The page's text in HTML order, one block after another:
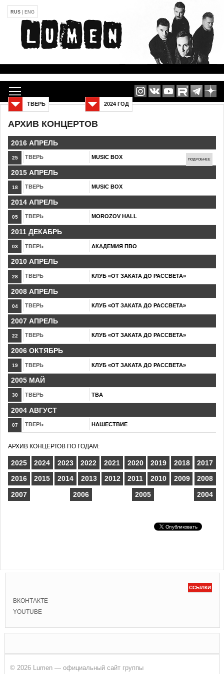
RUS ENG
АРХИВ КОНЦЕРТОВ
2024 ГОД
ТВЕРЬ
2016 АПРЕЛЬ
25 ТВЕРЬ MUSIC BOX ПОДРОБНЕЕ
2015 АПРЕЛЬ
18 ТВЕРЬ MUSIC BOX
2014 АПРЕЛЬ
05 ТВЕРЬ MOROZOV HALL
2011 ДЕКАБРЬ
03 ТВЕРЬ АКАДЕМИЯ ПВО
2010 АПРЕЛЬ
28 ТВЕРЬ КЛУБ «ОТ ЗАКАТА ДО РАССВЕТА»
2008 АПРЕЛЬ
04 ТВЕРЬ КЛУБ «ОТ ЗАКАТА ДО РАССВЕТА»
2007 АПРЕЛЬ
22 ТВЕРЬ КЛУБ «ОТ ЗАКАТА ДО РАССВЕТА»
2006 ОКТЯБРЬ
19 ТВЕРЬ КЛУБ «ОТ ЗАКАТА ДО РАССВЕТА»
2005 МАЙ
30 ТВЕРЬ TBA
2004 АВГУСТ
07 ТВЕРЬ НАШЕСТВИЕ
АРХИВ КОНЦЕРТОВ ПО ГОДАМ:
2025 2024 2023 2022 2021 2020 2019 2018
2017
2016
2015 2014 2013 2012 2011 2010 2009
2008
2007
2006 2005 2004
ССЫЛКИ
ВКОНТАКТЕ
YOUTUBE
© 2026 Lumen — официальный сайт группы